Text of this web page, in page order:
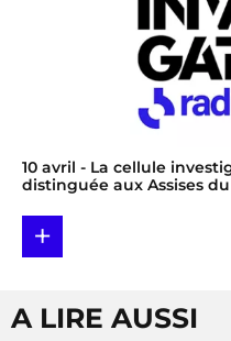
10 avril - La cellule
distinguée aux Assises
+
A LIRE AUSSI